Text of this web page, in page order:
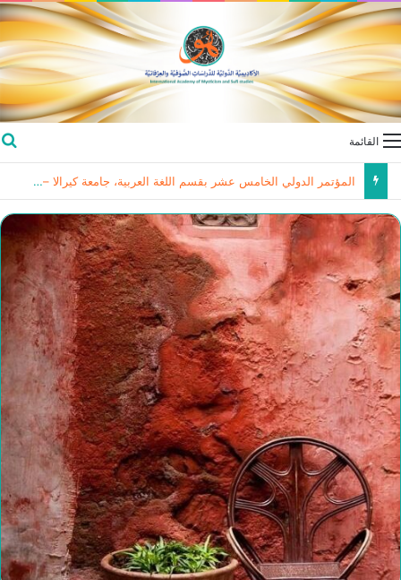
القائمة
المؤتمر الدولي الخامس عشر بقسم اللغة العربية، جامعة كيرالا – الهند